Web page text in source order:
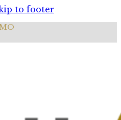
to footer